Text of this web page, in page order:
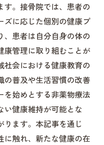
す。接骨院では、患者の
ズに応じた個別の健康プ
、患者は自分自身の体の
康管理に取り組むことが
社会における健康教育の
の普及や生活習慣の改善
を始めとする非薬物療法
い健康維持が可能とな
ります。本記事を通じ
に触れ、新たな健康の在